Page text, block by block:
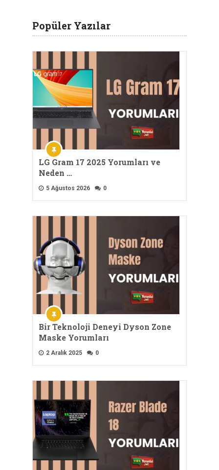
Popüler Yazılar
LG Gram 17 2025 Yorumları ve
Neden …
5 Ağustos 2026 0
Bir Teknoloji Deneyi Dyson Zone
Maske Yorumları
2 Aralık 2025 0